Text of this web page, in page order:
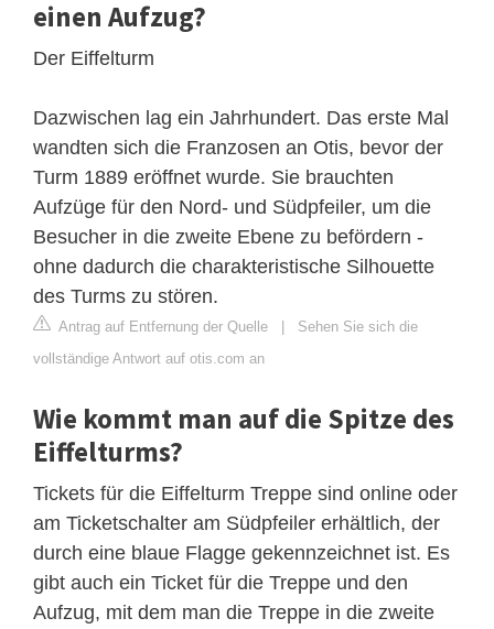
einen Aufzug?
Der Eiffelturm
Dazwischen lag ein Jahrhundert. Das erste Mal
wandten sich die Franzosen an Otis, bevor der
Turm 1889 eröffnet wurde. Sie brauchten
Aufzüge für den Nord- und Südpfeiler, um die
Besucher in die zweite Ebene zu befördern -
ohne dadurch die charakteristische Silhouette
des Turms zu stören.
Antrag auf Entfernung der Quelle | Sehen Sie sich die
vollständige Antwort auf otis.com an
Wie kommt man auf die Spitze des
Eiffelturms?
Tickets für die Eiffelturm Treppe sind online oder
am Ticketschalter am Südpfeiler erhältlich, der
durch eine blaue Flagge gekennzeichnet ist. Es
gibt auch ein Ticket für die Treppe und den
Aufzug, mit dem man die Treppe in die zweite